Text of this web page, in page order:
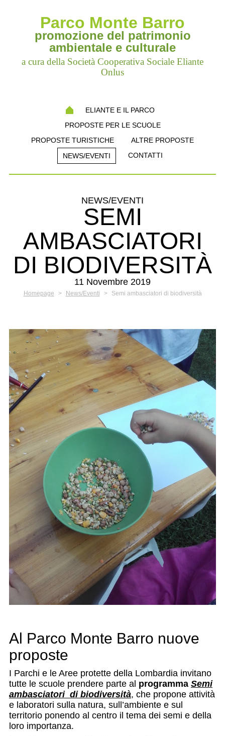
Parco Monte Barro
promozione del patrimonio
ambientale e culturale
a cura della Società Cooperativa Sociale Eliante
Onlus
ELIANTE E IL PARCO
PROPOSTE PER LE SCUOLE
PROPOSTE TURISTICHE
ALTRE PROPOSTE
NEWS/EVENTI
CONTATTI
NEWS/EVENTI
SEMI
AMBASCIATORI
DI BIODIVERSITÀ
11 Novembre 2019
Homepage > News/Eventi > Semi ambasciatori di biodiversità
Al Parco Monte Barro nuove
proposte
I Parchi e le Aree protette della Lombardia invitano
tutte le scuole prendere parte al programma Semi
ambasciatori di biodiversità, che propone attività
e laboratori sulla natura, sull’ambiente e sul
territorio ponendo al centro il tema dei semi e della
loro importanza.